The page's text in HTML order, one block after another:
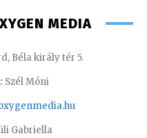
MEDIA
Béla király tér 5.
Szél Móni
Gabriella